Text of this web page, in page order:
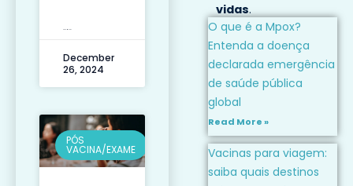
December
26, 2024
PÓS
VACINA/EXAME
vidas.
O que é a Mpox?
Entenda a doença
declarada emergência
de saúde pública
global
Read More »
Vacinas para viagem:
saiba quais destinos